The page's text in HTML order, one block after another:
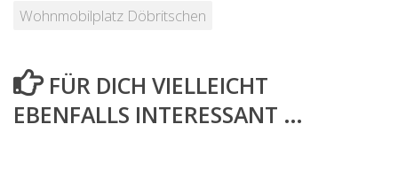
Wohnmobilplatz Döbritschen
FÜR DICH VIELLEICHT
EBENFALLS INTERESSANT …